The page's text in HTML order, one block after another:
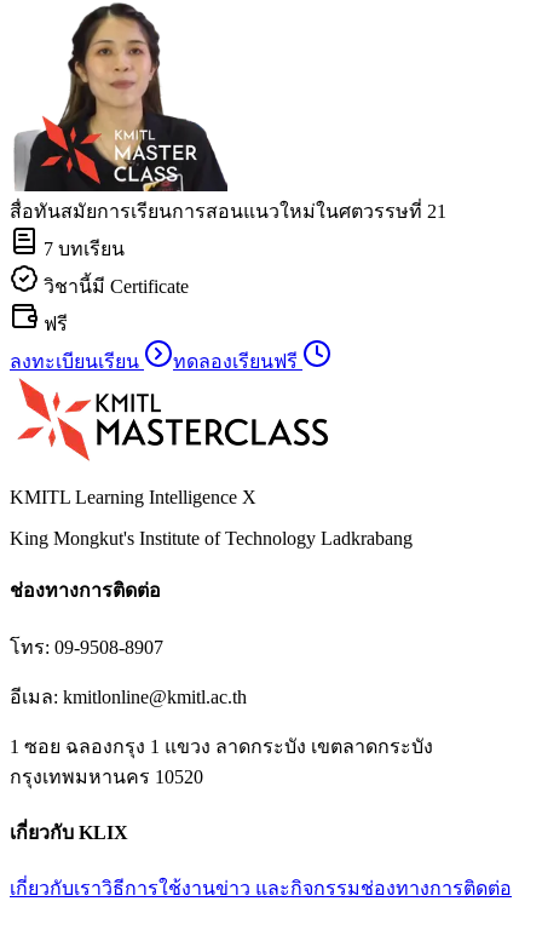
สื่อทันสมัยการเรียนการสอนแนวใหม่ในศตวรรษที่ 21
7 บทเรียน
วิชานี้มี Certificate
ฟรี
ลงทะเบียนเรียน
ทดลองเรียนฟรี
KMITL Learning Intelligence X
King Mongkut's Institute of Technology Ladkrabang
ช่องทางการติดต่อ
โทร: 09-9508-8907
อีเมล: kmitlonline@kmitl.ac.th
1 ซอย ฉลองกรุง 1 แขวง ลาดกระบัง เขตลาดกระบัง
กรุงเทพมหานคร 10520
เกี่ยวกับ KLIX
เกี่ยวกับเราวิธีการใช้งานข่าว และกิจกรรมช่องทางการติดต่อ